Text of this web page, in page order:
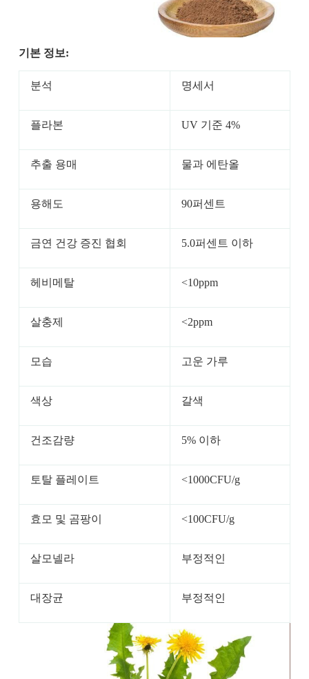
기본 정보:
분석 명세서
플라본 UV 기준 4%
추출 용매 물과 에탄올
용해도 90퍼센트
금연 건강 증진 협회 5.0퍼센트 이하
헤비메탈 <10ppm
살충제 <2ppm
모습 고운 가루
색상 갈색
건조감량 5% 이하
토탈 플레이트 <1000CFU/g
효모 및 곰팡이 <100CFU/g
살모넬라 부정적인
대장균 부정적인